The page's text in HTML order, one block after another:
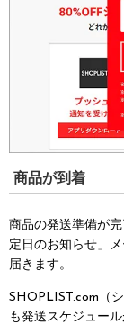
商品が到着
商品の発送準備が
定日のお知らせ」
届きます。
SHOPLIST.com（
も発送スケジュール